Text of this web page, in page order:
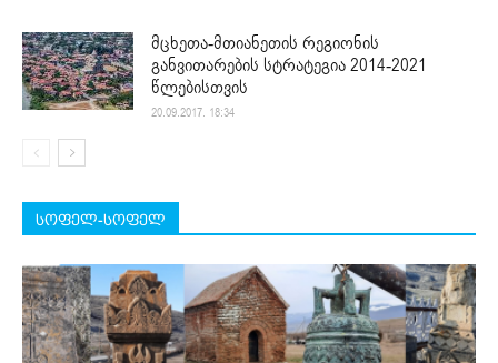
მცხეთა-მთიანეთის რეგიონის
განვითარების სტრატეგია 2014-2021
წლებისთვის
20.09.2017. 18:34
სოფელ-სოფელ